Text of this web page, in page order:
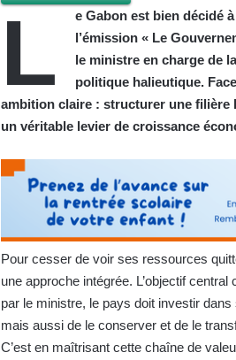
L
e Gabon est bien décidé
l’émission « Le
le ministre en charge de
politique halieutique.
ambition claire : structurer une filière
un véritable levier de croissance
Pour cesser de voir ses ressources
une approche intégrée. L’objectif
par le ministre, le pays doit investir
mais aussi de le conserver et de le
C’est en maîtrisant cette chaîne de